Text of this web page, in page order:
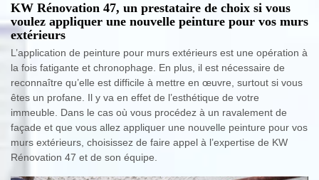
KW Rénovation 47, un prestataire de choix si vous
voulez appliquer une nouvelle peinture pour vos murs
extérieurs
L’application de peinture pour murs extérieurs est une opération à
la fois fatigante et chronophage. En plus, il est nécessaire de
reconnaître qu’elle est difficile à mettre en œuvre, surtout si vous
êtes un profane. Il y va en effet de l’esthétique de votre
immeuble. Dans le cas où vous procédez à un ravalement de
façade et que vous allez appliquer une nouvelle peinture pour vos
murs extérieurs, choisissez de faire appel à l’expertise de KW
Rénovation 47 et de son équipe.